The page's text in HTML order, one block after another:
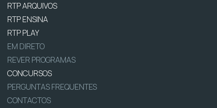
RTP ARQUIVOS
RTP ENSINA
RTP PLAY
EM DIRETO
REVER PROGRAMAS
CONCURSOS
PERGUNTAS FREQUENTES
CONTACTOS